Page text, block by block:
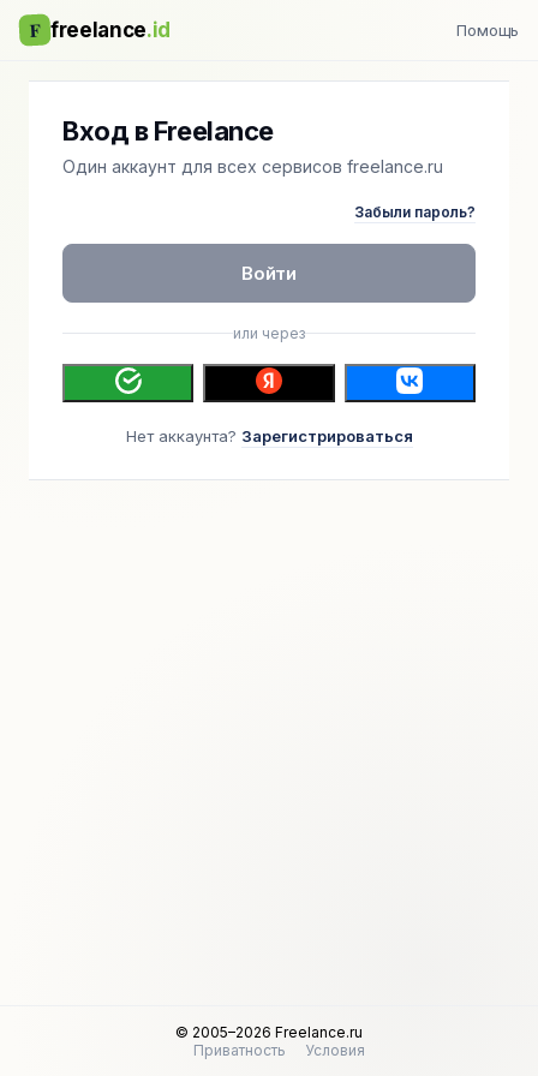
F freelance.id Помощь
Вход в Freelance
Один аккаунт для всех сервисов freelance.ru
Забыли пароль?
Войти
или через
Нет аккаунта? Зарегистрироваться
© 2005–2026 Freelance.ru
Приватность
Условия